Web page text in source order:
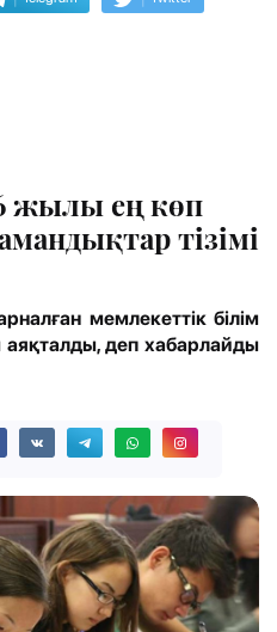
жылы ең көп
тізімі
мемлекеттік білім
деп хабарлайды